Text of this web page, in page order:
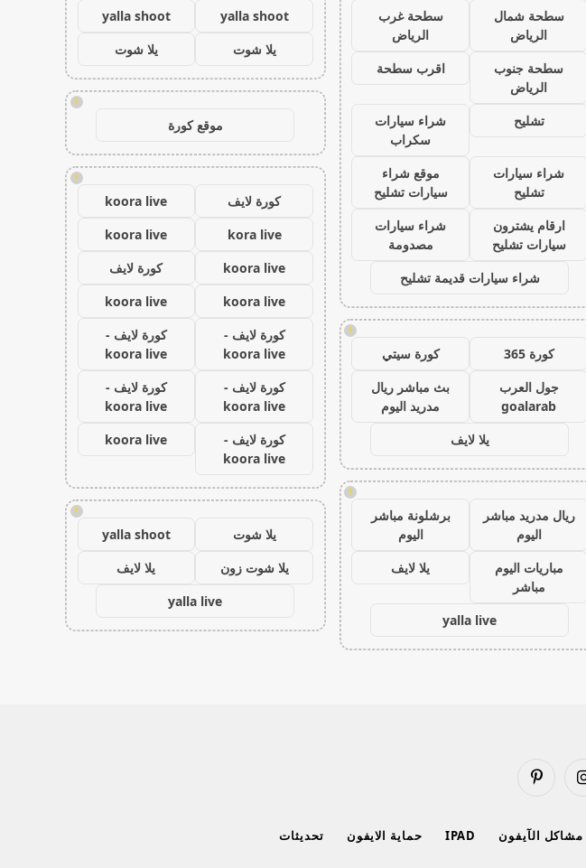
سطحة شمال
الرياض
سطحة غرب
الرياض
سطحة جنوب
الرياض
اقرب سطحة
تشليح
شراء سيارات
سكراب
شراء سيارات
تشليح
موقع شراء
سيارات تشليح
ارقام يشترون
سيارات تشليح
شراء سيارات
مصدومة
شراء سيارات قديمة تشليح
!
كورة 365
كورة سيتي
جول العرب
goalarab
بث مباشر ريال
مدريد اليوم
يلا لايف
!
ريال مدريد مباشر
اليوم
برشلونة مباشر
اليوم
مباريات اليوم
مباشر
يلا لايف
yalla live
yalla shoot
yalla shoot
يلا شوت
يلا شوت
!
موقع كورة
!
كورة لايف
koora live
kora live
koora live
koora live
كورة لايف
koora live
koora live
كورة لايف -
koora live
كورة لايف -
koora live
كورة لايف -
koora live
كورة لايف -
koora live
كورة لايف -
koora live
koora live
!
يلا شوت
yalla shoot
يلا شوت زون
يلا لايف
yalla live
الانستغرامبينتيريست
مشاكل الآيفون IPAD حماية الايفون تحديثات